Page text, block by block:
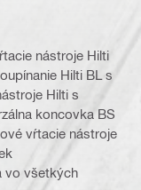
nástroje Hilti
Hilti BL s
Hilti s
koncovka BS
vŕtacie nástroje
vo všetkých